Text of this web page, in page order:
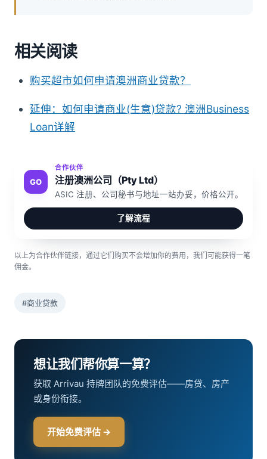
相关阅读
购买超市如何申请澳洲商业贷款？
延伸：如何申请商业(生意)贷款? 澳洲Business
Loan详解
GO
合作伙伴
注册澳洲公司（Pty Ltd）
ASIC 注册、公司秘书与地址一站办妥，价格公开。
了解流程
以上为合作伙伴链接，通过它们购买不会增加你的费用，我们可能获得一笔
佣金。
#商业贷款
想让我们帮你算一算？
获取 Arrivau 持牌团队的免费评估——房贷、房产
或身份衔接。
开始免费评估 →